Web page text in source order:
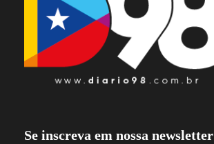
Se inscreva em nossa newsletter